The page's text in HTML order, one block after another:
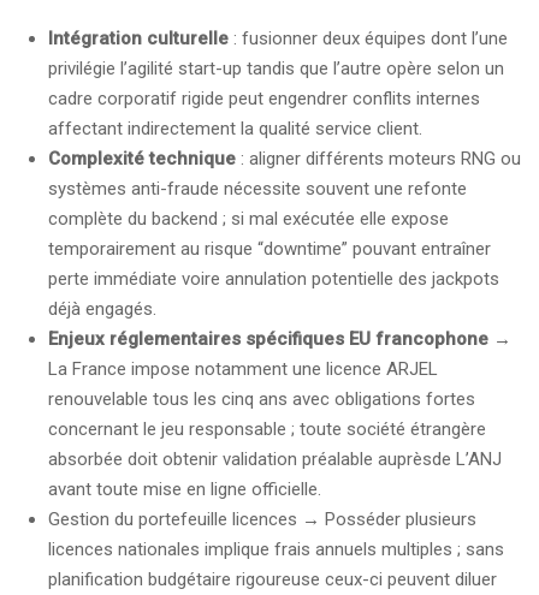
Intégration culturelle : fusionner deux équipes dont l’une
privilégie l’agilité start-up tandis que l’autre opère selon un
cadre corporatif rigide peut engendrer conflits internes
affectant indirectement la qualité service client.
Complexité technique : aligner différents moteurs RNG ou
systèmes anti-fraude nécessite souvent une refonte
complète du backend ; si mal exécutée elle expose
temporairement au risque “downtime” pouvant entraîner
perte immédiate voire annulation potentielle des jackpots
déjà engagés.
Enjeux réglementaires spécifiques EU francophone →
La France impose notamment une licence ARJEL
renouvelable tous les cinq ans avec obligations fortes
concernant le jeu responsable ; toute société étrangère
absorbée doit obtenir validation préalable auprèsde L’ANJ
avant toute mise en ligne officielle.
Gestion du portefeuille licences → Posséder plusieurs
licences nationales implique frais annuels multiples ; sans
planification budgétaire rigoureuse ceux-ci peuvent diluer